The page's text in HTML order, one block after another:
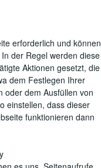
erforderlich und können
der Regel werden diese
Aktionen gesetzt, die
dem Festlegen Ihrer
oder dem Ausfüllen von
einstellen, dass dieser
funktionieren dann